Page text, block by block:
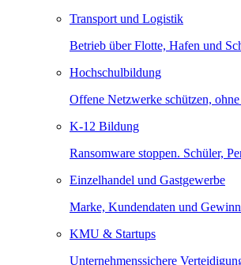
Transport und Logistik
Betrieb über Flotte, Hafen und
Hochschulbildung
Offene Netzwerke schützen,
K-12 Bildung
Ransomware stoppen. Schüler,
Einzelhandel und Gastgewerbe
Marke, Kundendaten und
KMU & Startups
Unternehmenssichere